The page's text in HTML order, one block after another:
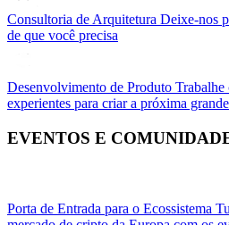
Consultoria de Arquitetura Deixe-nos
de que você precisa
Desenvolvimento de Produto Trabalhe
experientes para criar a próxima
EVENTOS E
Porta de Entrada para o Ecossistema